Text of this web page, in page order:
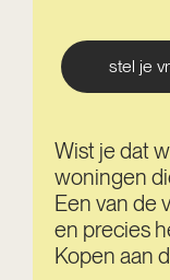
stel je
Wist je dat
woningen
Een van de
en precies
Kopen aan